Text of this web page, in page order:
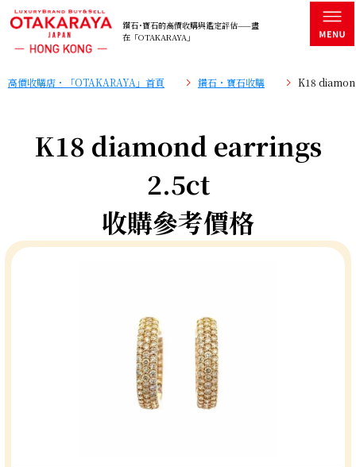
鑽石･寶石的高價收購與鑑定評估——盡
在「OTAKARAYA」
高價收購店・「OTAKARAYA」首頁 鑽石・寶石收購 K18
K18 diamond earrings
2.5ct
收購參考價格